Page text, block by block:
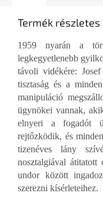
Termék részletes
1959 nyarán a
legkegyetlenebb
távoli vidékére:
tisztaság és a
manipuláció
ügynökei vannak,
elnyeri a fogadót
rejtőzködik, és
tizenéves lány
nosztalgiával
undor között
szerezni kísérleteihez.